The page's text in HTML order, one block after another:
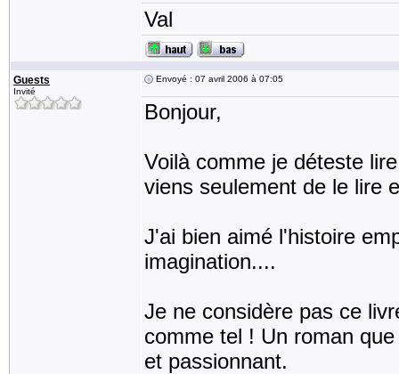
Val
Guests
Invité
Envoyé : 07 avril 2006 à 07:05
Bonjour,
Voilà comme je déteste
viens seulement de le lire
J'ai bien aimé l'histoire
imagination....
Je ne considère pas ce
comme tel ! Un roman
et passionnant.